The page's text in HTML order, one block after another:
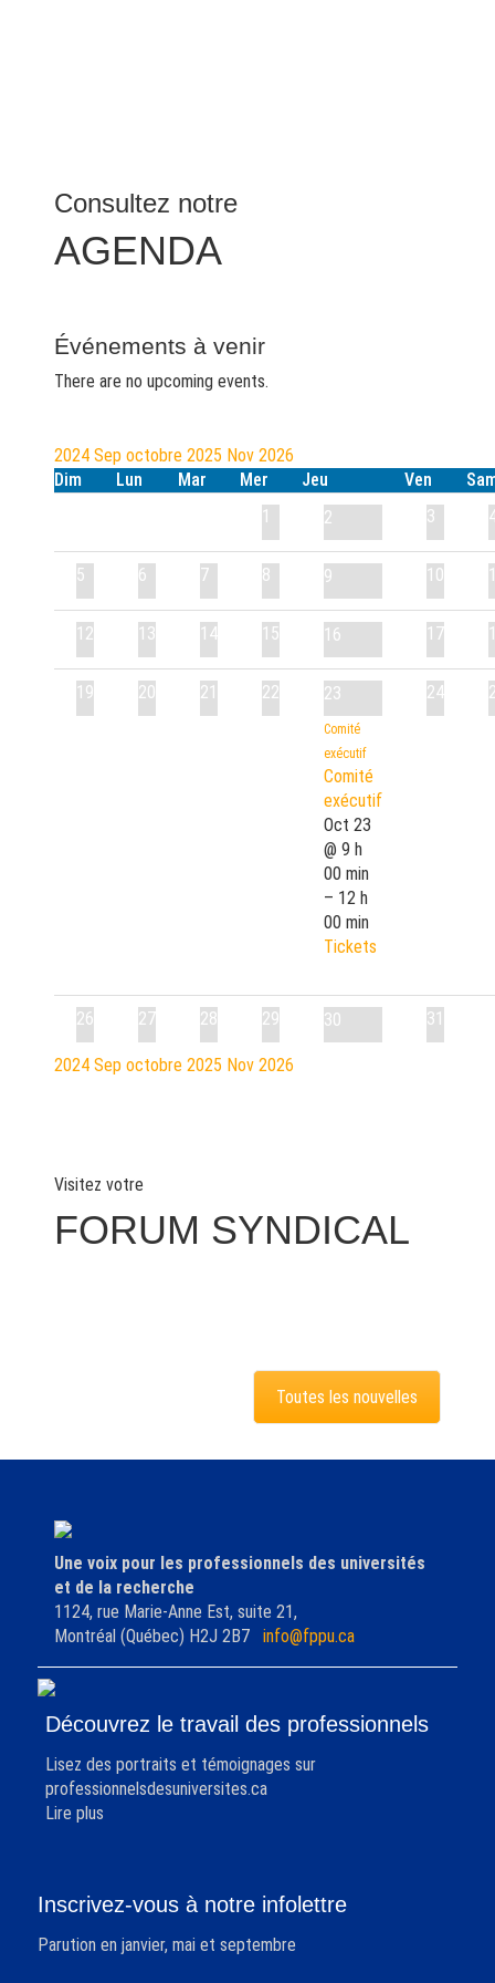
Consultez notre
AGENDA
Événements à venir
There are no upcoming events.
2024 Sep octobre 2025 Nov 2026
Dim
Lun Mar Mer Jeu Ven
1
2 3
5 6 7 8 9 10
12 13 14 15 16 17
19 20 21 22 23
Comité
exécutif
Comité
exécutif
Oct 23
@ 9 h
00 min
– 12 h
00 min
Tickets
24
26 27 28 29 30 31
2024 Sep octobre 2025 Nov 2026
Visitez votre
FORUM SYNDICAL
Toutes les nouvelles
Une voix pour les professionnels des universités
et de la recherche
1124, rue Marie-Anne Est, suite 21,
Montréal (Québec) H2J 2B7 info@fppu.ca
Découvrez le travail des professionnels
Lisez des portraits et témoignages sur
professionnelsdesuniversites.ca
Lire plus
Inscrivez-vous à notre infolettre
Parution en janvier, mai et septembre